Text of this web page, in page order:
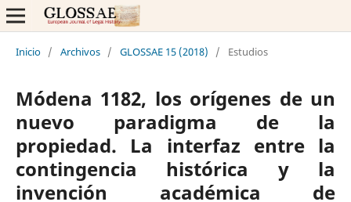
Inicio / Archivos / GLOSSAE 15 (2018) / Estudios
Módena 1182, los orígenes de un
nuevo paradigma de la
propiedad. La interfaz entre la
contingencia histórica y la
invención académica de